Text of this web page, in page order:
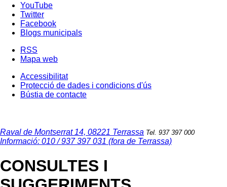
YouTube
Twitter
Facebook
Blogs municipals
RSS
Mapa web
Accessibilitat
Protecció de dades i condicions d'ús
Bústia de contacte
Raval de Montserrat 14, 08221 Terrassa Tel. 937 397 000
Informació: 010 / 937 397 031 (fora de Terrassa)
CONSULTES I